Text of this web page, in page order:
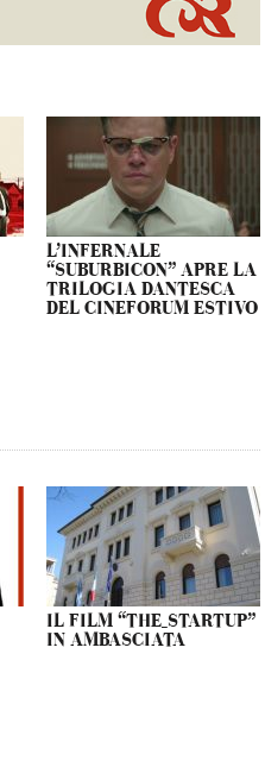
L’INFERNALE
“SUBURBICON” APRE LA
TRILOGIA DANTESCA
DEL CINEFORUM ESTIVO
IL FILM “THE_STARTUP”
IN AMBASCIATA